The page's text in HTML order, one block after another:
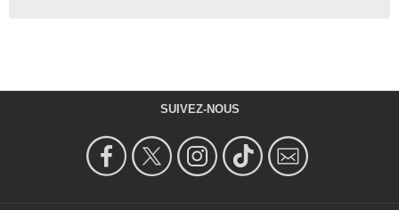
SUIVEZ-NOUS